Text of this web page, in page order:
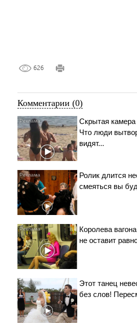
626
Комментарии (0)
Скрытая
Что люди
видят...
Ролик длится
смеяться вы
Королева
не оставит
Этот танец
без слов!